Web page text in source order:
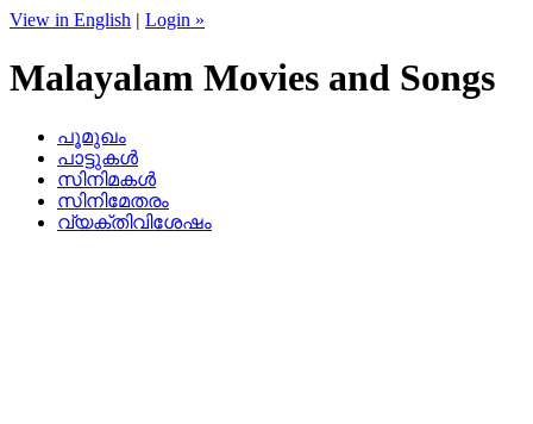
View in English | Login »
Malayalam Movies and Songs
പൂമുഖം
പാട്ടുകള്‍
സിനിമകള്‍
സിനിമേതരം
വ്യക്തിവിശേഷം